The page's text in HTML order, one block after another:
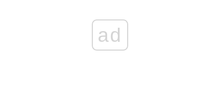
ad